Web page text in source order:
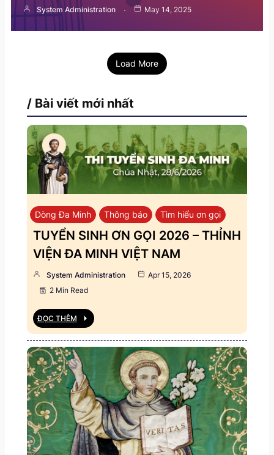
System Administration May 14, 2025
Load More
/ Bài viết mới nhất
Dòng Đa Minh Thông báo Tìm hiểu ơn gọi
TUYỂN SINH ƠN GỌI 2026 – THỈNH
VIỆN ĐA MINH VIỆT NAM
System Administration
Apr 15, 2026
2 Min Read
ĐỌC THÊM